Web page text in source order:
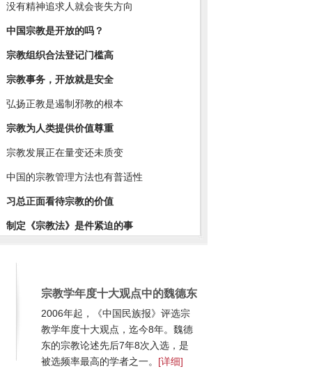
没有精神追求人就会丧失方向
中国宗教是开放的吗？
宗教组织合法登记门槛高
宗教事务，开放就是安全
弘扬正教是遏制邪教的根本
宗教为人类提供价值尊重
宗教发展正在量变还未质变
中国的宗教管理方法也有普适性
习总正面看待宗教的价值
制定《宗教法》是件紧迫的事
宗教学年度十大观点中的魏德东
2006年起，《中国民族报》评选宗
教学年度十大观点，迄今8年。魏德
东的宗教论述先后7年8次入选，是
被选频率最高的学者之一。 [详细]